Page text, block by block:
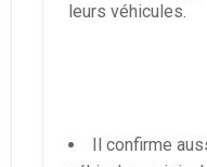
leurs véhicules.
Il confirme